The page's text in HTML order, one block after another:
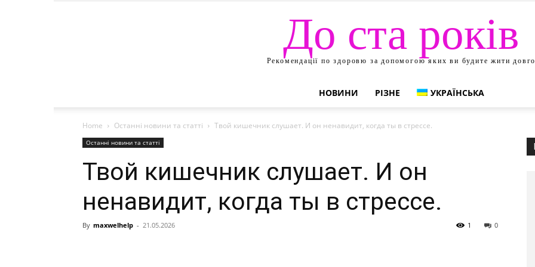
До ста років
Рекомендації по здоровю за допомогою яких ви будите жити довго
НОВИНИ РІЗНЕ УКРАЇНСЬКА
Home Останні новини та статті Твой кишечник слушает. И он ненавидит, когда ты в стрессе.
Останні новини та статті
Твой кишечник слушает. И он
ненавидит, когда ты в стрессе.
By maxwelhelp - 21.05.2026 0
1